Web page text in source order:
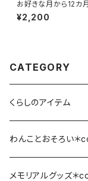
お好きな月から12カ
ャンのオリジナル卓上
ー CDサイズ A：新
¥2,200
CATEGORY
くらしのアイテム
除菌消臭
わんことおそろい
お散歩バッグとバン
メモリアルグッズ